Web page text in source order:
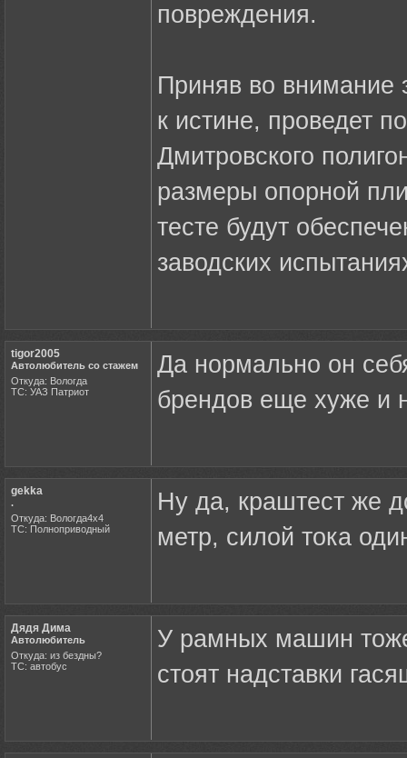
повреждения.
Приняв во внимание
к истине, проведет
Дмитровского
размеры опорной
тесте будут
заводских
tigor2005
Автолюбитель со стажем
Откуда: Вологда
ТС: УАЗ Патриот
Да нормально он
брендов еще хуже и
gekka
.
Откуда: Вологда4х4
ТС: Полноприводный
Ну да, краштест же
метр, силой тока
Дядя Дима
Автолюбитель
Откуда: из бездны?
ТС: автобус
У рамных машин
стоят надставки